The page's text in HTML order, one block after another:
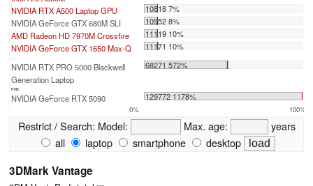
NVIDIA RTX A500 Laptop GPU
10818 7%
NVIDIA GeForce GTX 680M SLI
10952 8%
AMD Radeon HD 7970M Crossfire
11119 10%
NVIDIA GeForce GTX 1650 Max-Q
11171 10%
...
NVIDIA RTX PRO 5000 Blackwell
Generation Laptop
68271 572%
max:
NVIDIA GeForce RTX 5090 129772 1178%
0% 100%
Restrict / Search: Model: Max. age:
years
all
laptop smartphone desktop
3DMark Vantage